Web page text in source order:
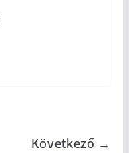
Következő →